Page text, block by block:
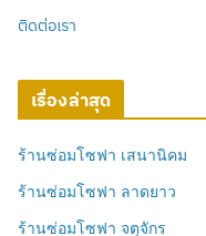
ติดต่อเรา
เรื่องล่าสุด
ร้านซ่อมโซฟา เสนานิคม
ร้านซ่อมโซฟา ลาดยาว
ร้านซ่อมโซฟา จตุจักร